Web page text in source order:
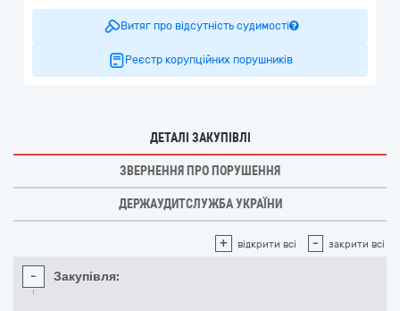
Витяг про відсутність судимості
Реєстр корупційних порушників
ДЕТАЛІ ЗАКУПІВЛІ
ЗВЕРНЕННЯ ПРО ПОРУШЕННЯ
ДЕРЖАУДИТСЛУЖБА УКРАЇНИ
+ відкрити всі - закрити всі
- Закупівля: